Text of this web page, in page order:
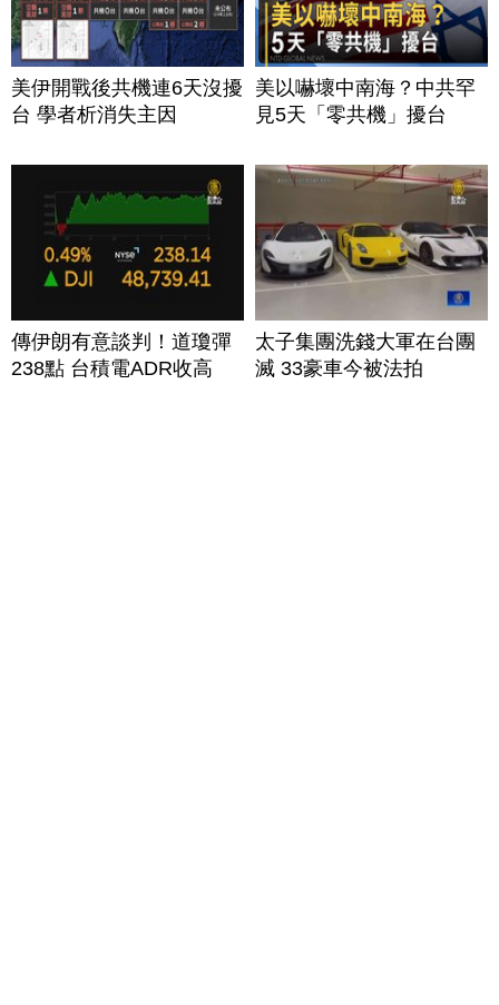
美伊開戰後共機連6天沒擾
台 學者析消失主因
美以嚇壞中南海？中共罕
見5天「零共機」擾台
傳伊朗有意談判！道瓊彈
238點 台積電ADR收高
太子集團洗錢大軍在台團
滅 33豪車今被法拍